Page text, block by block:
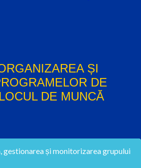
ȘI
DE
DE MUNCĂ
gestionarea și monitorizarea grupului